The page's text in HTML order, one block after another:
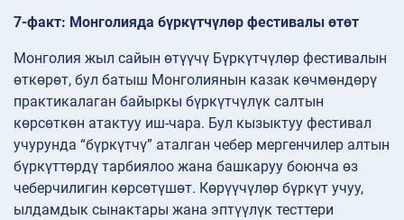
7-факт: Монголияда бүркүтчүлөр фестивалы өтөт
Монголия жыл сайын өтүүчү Бүркүтчүлөр фестивалын
өткөрөт, бул батыш Монголиянын казак көчмөндөрү
практикалаган байыркы бүркүтчүлүк салтын
көрсөткөн атактуу иш-чара. Бул кызыктуу фестивал
учурунда “бүркүтчү” аталган чебер мергенчилер алтын
бүркүттөрдү тарбиялоо жана башкаруу боюнча өз
чеберчилигин көрсөтүшөт. Көрүүчүлөр бүркүт учуу,
ылдамдык сынактары жана эптүүлүк тесттери